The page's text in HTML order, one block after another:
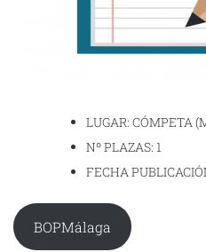
LUGAR: CÓMPETA
Nº PLAZAS: 1
FECHA
BOPMálaga